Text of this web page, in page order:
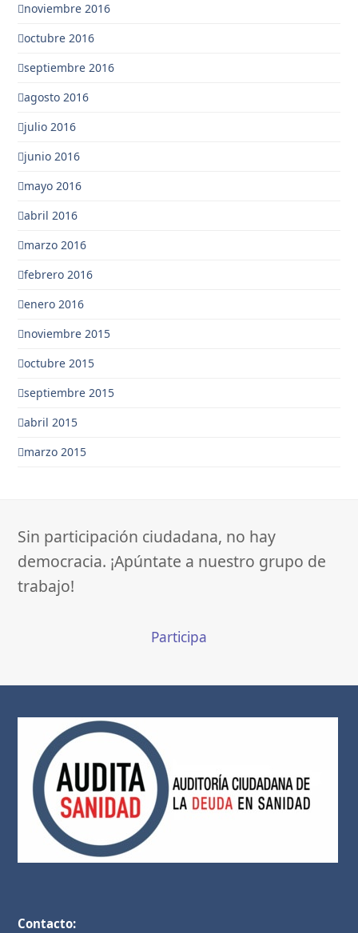
noviembre 2016
octubre 2016
septiembre 2016
agosto 2016
julio 2016
junio 2016
mayo 2016
abril 2016
marzo 2016
febrero 2016
enero 2016
noviembre 2015
octubre 2015
septiembre 2015
abril 2015
marzo 2015
Sin participación ciudadana, no hay
democracia. ¡Apúntate a nuestro grupo de
trabajo!
Participa
Contacto: